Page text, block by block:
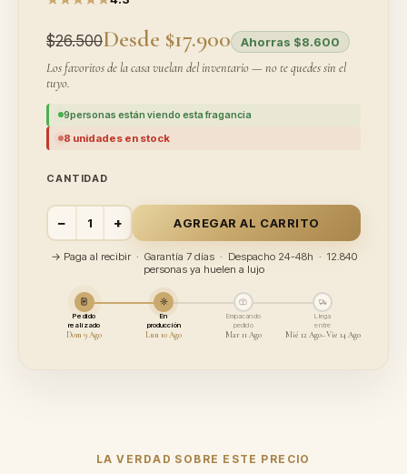
$26.500Desde $17.900 Ahorras $8.600
Los favoritos de la casa vuelan del inventario — no te quedes sin el
tuyo.
9personas están viendo esta fragancia
8 unidades en stock
CANTIDAD
− + AGREGAR AL CARRITO
→ Paga al recibir · Garantía 7 días · Despacho 24-48h · 12.840
personas ya huelen a lujo
Pedido
realizado
Dom 9 Ago
En
producción
Lun 10 Ago
Empacando
pedido
Mar 11 Ago
Llega
entre
Mié 12 Ago–Vie 14 Ago
LA VERDAD SOBRE ESTE PRECIO